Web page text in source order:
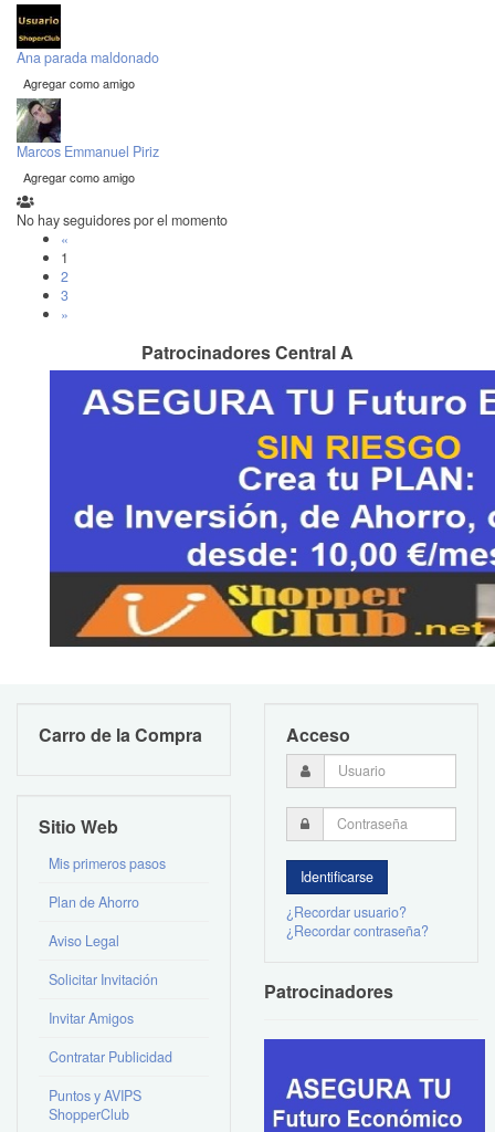
Ana parada maldonado
Agregar como amigo
Marcos Emmanuel Piriz
Agregar como amigo
No hay seguidores por el momento
«
1
2
3
»
Patrocinadores Central A
Carro de la Compra
Sitio Web
Mis primeros pasos
Plan de Ahorro
Aviso Legal
Solicitar Invitación
Invitar Amigos
Contratar Publicidad
Puntos y AVIPS
ShopperClub
Acceso
¿Recordar usuario?
¿Recordar contraseña?
Patrocinadores